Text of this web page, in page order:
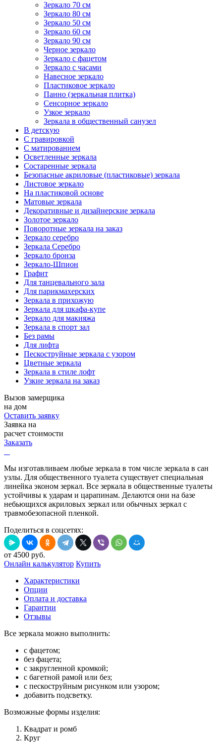
Зеркало 70 см
Зеркало 80 см
Зеркало 50 см
Зеркало 60 см
Зеркало 90 см
Черное зеркало
Зеркало с фацетом
Зеркало с часами
Навесное зеркало
Пластиковое зеркало
Панно (зеркальная плитка)
Сенсорное зеркало
Узкое зеркало
Зеркала в общественный санузел
В детскую
С гравировкой
С матированием
Oсветленные зеркала
Состаренные зеркала
Безопасные акриловые (пластиковые) зеркала
Листовое зеркало
На пластиковой основе
Матовые зеркала
Декоративные и дизайнерские зеркала
Золотое зеркало
Поворотные зеркала на заказ
Зеркало серебро
Зеркала Серебро
Зеркало бронза
Зеркало-Шпион
Графит
Для танцевального зала
Для парикмахерских
Зеркала в прихожую
Зеркала для шкафа-купе
Зеркало для макияжа
Зеркала в спорт зал
Без рамы
Для лифта
Пескоструйные зеркала с узором
Цветные зеркала
Зеркала в стиле лофт
Узкие зеркала на заказ
Вызов замерщика
на дом
Оставить заявку
Заявка на
расчет стоимости
Заказать
Мы изготавливаем любые зеркала в том числе зеркала в сан
узлы. Для общественного туалета существует специальная
линейка эконом зеркал. Все зеркала в общественные туалеты
устойчивы к ударам и царапинам. Делаются они на базе
небьющихся акриловых зеркал или обычных зеркал с
травмобезопасной пленкой.
Поделиться в соцсетях:
от 4500 руб.
Онлайн калькулятор Купить
Характеристики
Опции
Оплата и доставка
Гарантии
Отзывы
Все зеркала можно выполнить:
с фацетом;
без фацета;
с закругленной кромкой;
с багетной рамой или без;
с пескоструйным рисунком или узором;
добавить подсветку.
Возможные формы изделия:
Квадрат и ромб
Круг